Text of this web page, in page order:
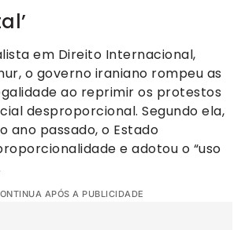
em Direito Internacional,
o governo iraniano rompeu as
ao reprimir os protestos
desproporcional. Segundo ela,
ano passado, o Estado
e adotou o “uso
APÓS A PUBLICIDADE